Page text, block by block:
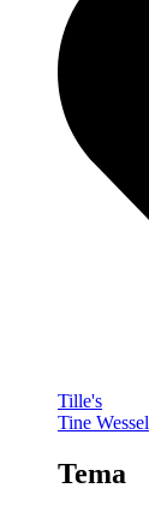
Tille's
Tine Wessel
Tema